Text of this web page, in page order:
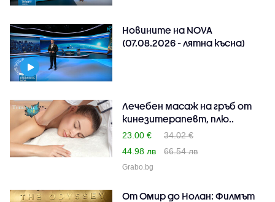
Новините на NOVA
(07.08.2026 - лятна късна)
Лечебен масаж на гръб от
кинезитерапевт, плю..
23.00 €
34.02 €
44.98 лв
66.54 лв
Grabo.bg
От Омир до Нолан: Филмът